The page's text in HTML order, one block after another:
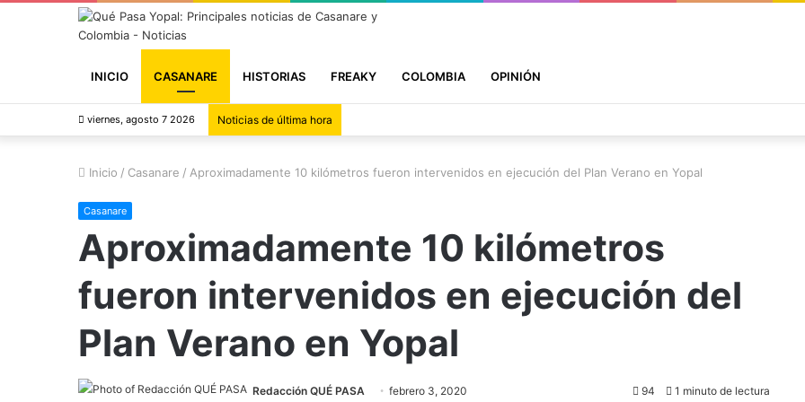
INICIO CASANARE HISTORIAS FREAKY COLOMBIA OPINIÓN
viernes, agosto 7 2026 Noticias de última hora
Inicio / Casanare / Aproximadamente 10 kilómetros fueron intervenidos en ejecución del Plan Verano en Yopal
Casanare
Aproximadamente 10 kilómetros
fueron intervenidos en ejecución del
Plan Verano en Yopal
Redacción QUÉ PASA febrero 3, 2020 94 1 minuto de lectura